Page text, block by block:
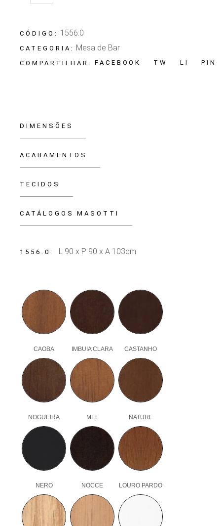
CÓDIGO: 1556.0
CATEGORIA: Mesa de Bar
COMPARTILHAR: FACEBOOK TW LI PIN
DIMENSÕES
ACABAMENTOS
TECIDOS
CATÁLOGOS MASOTTI
1556.0 L 90 x P 90 x A 103cm
CAOBA IMBUIA CLARA CASTANHO
NOGUEIRA MEL NATURE
NERO NOCCE LOURO PARDO